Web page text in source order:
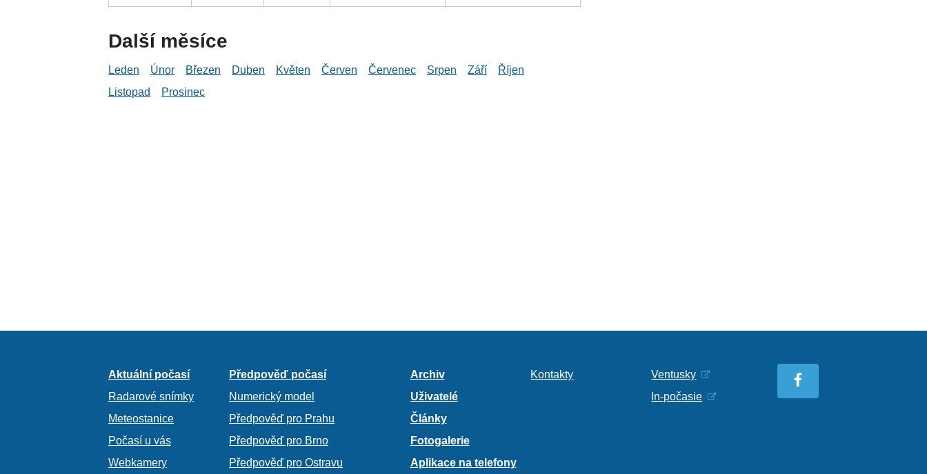
Další měsíce
Leden Únor Březen Duben Květen Červen Červenec Srpen Září
Říjen
Listopad
Prosinec
Aktuální počasí
Radarové snímky
Meteostanice
Počasí u vás
Webkamery
Předpověď počasí
Numerický model
Předpověď pro Prahu
Předpověď pro Brno
Předpověď pro Ostravu
Archiv
Uživatelé
Články
Fotogalerie
Aplikace na telefony
Kontakty
Ventusky
In-počasie